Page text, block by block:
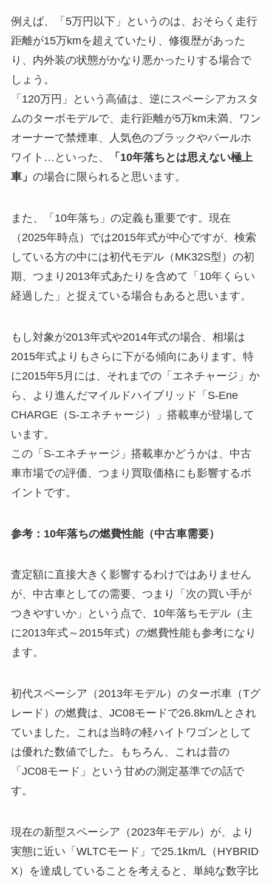
例えば、「5万円以下」というのは、おそらく走行
距離が15万kmを超えていたり、修復歴があった
り、内外装の状態がかなり悪かったりする場合で
しょう。
「120万円」という高値は、逆にスペーシアカスタ
ムのターボモデルで、走行距離が5万km未満、ワン
オーナーで禁煙車、人気色のブラックやパールホ
ワイト…といった、
「10年落ちとは思えない極上
車」 の場合に限られると思います。
また、「10年落ち」の定義も重要です。現在
（2025年時点）では2015年式が中心ですが、検索
している方の中には初代モデル（MK32S型）の初
期、つまり2013年式あたりを含めて「10年くらい
経過した」と捉えている場合もあると思います。
もし対象が2013年式や2014年式の場合、相場は
2015年式よりもさらに下がる傾向にあります。特
に2015年5月には、それまでの「エネチャージ」か
ら、より進んだマイルドハイブリッド「S-Ene
CHARGE（S-エネチャージ）」搭載車が登場して
います。
この「S-エネチャージ」搭載車かどうかは、中古
車市場での評価、つまり買取価格にも影響するポ
イントです。
参考：10年落ちの燃費性能（中古車需要）
査定額に直接大きく影響するわけではありません
が、中古車としての需要、つまり「次の買い手が
つきやすいか」という点で、10年落ちモデル（主
に2013年式～2015年式）の燃費性能も参考になり
ます。
初代スペーシア（2013年モデル）のターボ車（Tグ
レード）の燃費は、JC08モードで26.8km/Lとされ
ていました。これは当時の軽ハイトワゴンとして
は優れた数値でした。もちろん、これは昔の
「JC08モード」という甘めの測定基準での話で
す。
現在の新型スペーシア（2023年モデル）が、より
実態に近い「WLTCモード」で25.1km/L（HYBRID
X）を達成していることを考えると、単純な数字比